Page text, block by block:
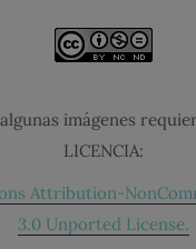
imágenes
LICENCIA:
Attribution-
3.0 Unported License.